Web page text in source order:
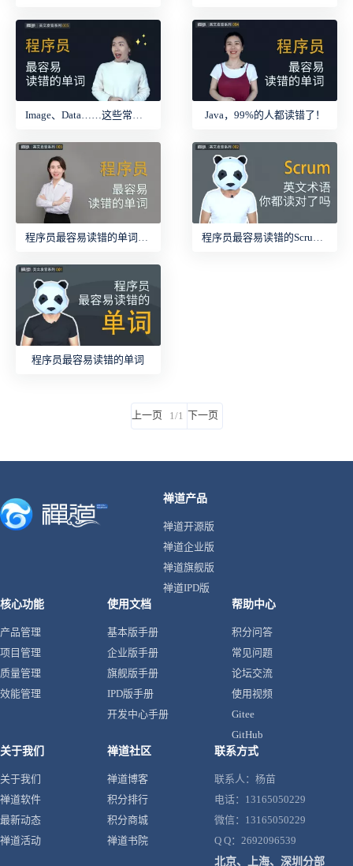
Java，99%的人都读错了！
程序员最容易读错的单词
上一页 1/1 下一页
禅道产品
禅道开源版
禅道企业版
禅道旗舰版
禅道IPD版
核心功能
产品管理
项目管理
质量管理
效能管理
使用文档
基本版手册
企业版手册
旗舰版手册
IPD版手册
开发中心手册
帮助中心
积分问答
常见问题
论坛交流
使用视频
Gitee
GitHub
关于我们
关于我们
禅道软件
最新动态
禅道活动
禅道社区
禅道博客
积分排行
积分商城
禅道书院
联系方式
联系人：杨苗
电话：13165050229
微信：13165050229
Q Q：2692096539
北京、上海、深圳分部